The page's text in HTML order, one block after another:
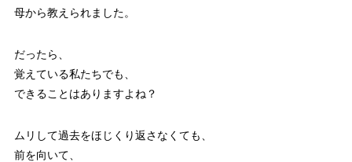
母から教えられました。
だったら、
覚えている私たちでも、
できることはありますよね？
ムリして過去をほじくり返さなくても、
前を向いて、